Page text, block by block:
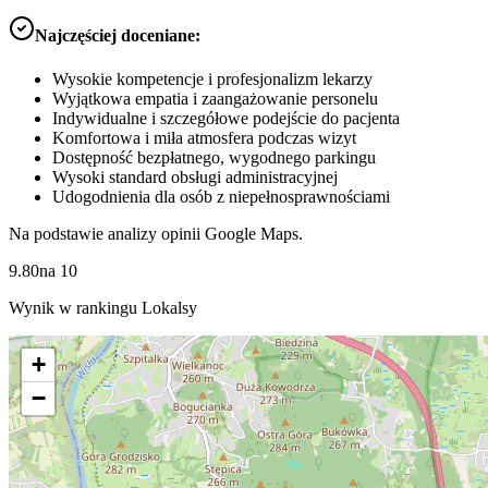
Najczęściej doceniane:
Wysokie kompetencje i profesjonalizm lekarzy
Wyjątkowa empatia i zaangażowanie personelu
Indywidualne i szczegółowe podejście do pacjenta
Komfortowa i miła atmosfera podczas wizyt
Dostępność bezpłatnego, wygodnego parkingu
Wysoki standard obsługi administracyjnej
Udogodnienia dla osób z niepełnosprawnościami
Na podstawie analizy opinii Google Maps.
9.80na 10
Wynik w rankingu Lokalsy
+
−